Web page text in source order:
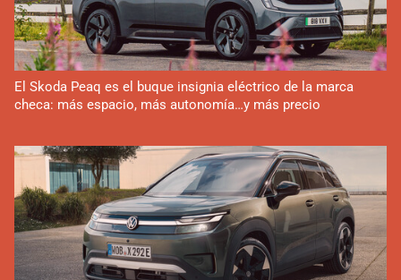
El Skoda Peaq es el buque insignia eléctrico de la marca
checa: más espacio, más autonomía…y más precio